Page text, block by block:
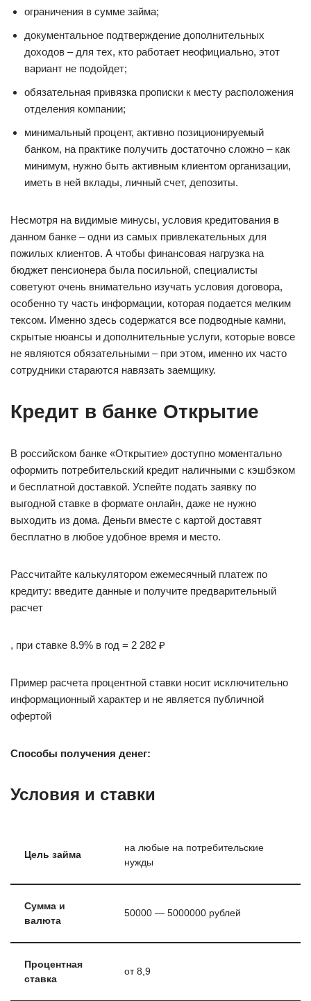
ограничения в сумме займа;
документальное подтверждение дополнительных
доходов – для тех, кто работает неофициально, этот
вариант не подойдет;
обязательная привязка прописки к месту расположения
отделения компании;
минимальный процент, активно позиционируемый
банком, на практике получить достаточно сложно – как
минимум, нужно быть активным клиентом организации,
иметь в ней вклады, личный счет, депозиты.
Несмотря на видимые минусы, условия кредитования в
данном банке – одни из самых привлекательных для
пожилых клиентов. А чтобы финансовая нагрузка на
бюджет пенсионера была посильной, специалисты
советуют очень внимательно изучать условия договора,
особенно ту часть информации, которая подается мелким
тексом. Именно здесь содержатся все подводные камни,
скрытые нюансы и дополнительные услуги, которые вовсе
не являются обязательными – при этом, именно их часто
сотрудники стараются навязать заемщику.
Кредит в банке Открытие
В российском банке «Открытие» доступно моментально
оформить потребительский кредит наличными с кэшбэком
и бесплатной доставкой. Успейте подать заявку по
выгодной ставке в формате онлайн, даже не нужно
выходить из дома. Деньги вместе с картой доставят
бесплатно в любое удобное время и место.
Рассчитайте калькулятором ежемесячный платеж по
кредиту: введите данные и получите предварительный
расчет
, при ставке 8.9% в год = 2 282 ₽
Пример расчета процентной ставки носит исключительно
информационный характер и не является публичной
офертой
Способы получения денег:
Условия и ставки
Цель займа
на любые на потребительские
нужды
Сумма и
валюта
50000 — 5000000 рублей
Процентная
ставка
от 8,9